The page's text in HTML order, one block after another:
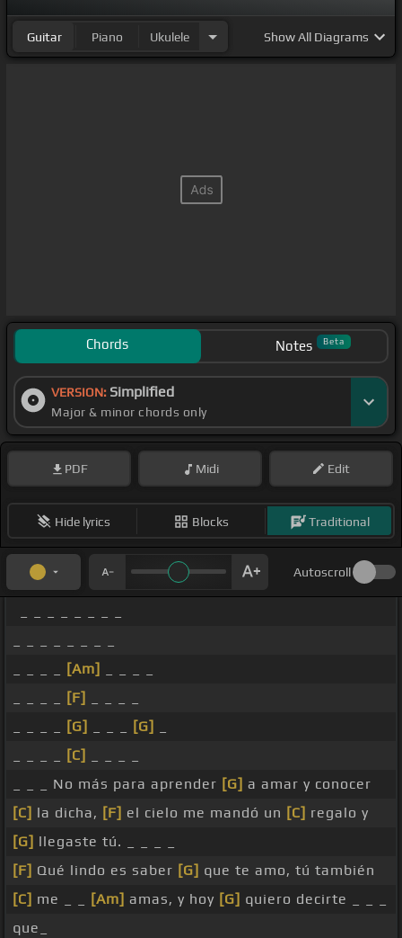
Guitar Piano Ukulele ShowAll Diagrams
Chords Notes Beta
VERSION: Simplified
Major & minor chords only
PDF Midi Edit
Hide lyrics Blocks Traditional
Autoscroll
[Am]
[F]
[G] [G]
[C]
_ _ _ No más para aprender [G] a amar y conocer
[C] la dicha, [F] el cielo me mandó un [C] regalo y
[G] llegaste tú. _ _ _ _
[F] Qué lindo es saber [G] que te amo, tú también
[C] me _ _ [Am] amas, y hoy [G] quiero decirte _ _ _
que_